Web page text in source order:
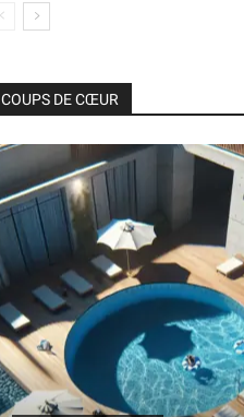
COUPS DE CŒUR